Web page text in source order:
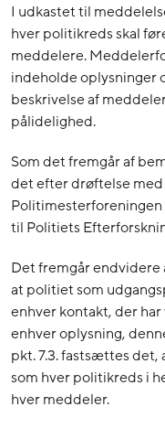
I udkastet til
hver politikreds skal
meddelere.
indeholde oplysninger
beskrivelse af
pålidelighed.
Som det fremgår af
det efter drøftelse
til Politiets
Det fremgår endvidere
at politiet som
enhver kontakt, der
enhver oplysning,
pkt. 7.3. fastsættes
som hver politikreds i
hver meddeler.